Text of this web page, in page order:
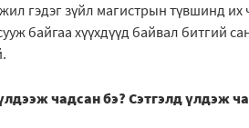
гэдэг зүйл магистрын түвшинд их
байгаа хүүхдүүд байвал битгий
чадсан бэ? Сэтгэлд үлдэж